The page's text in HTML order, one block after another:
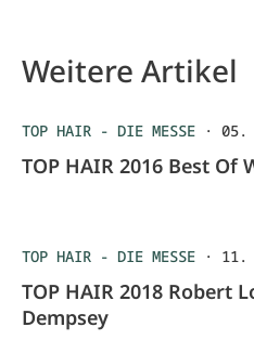
Weitere Artikel
TOP HAIR - DIE MESSE · 05.
TOP HAIR 2016 Best Of
TOP HAIR - DIE MESSE · 11.
TOP HAIR 2018 Robert
Dempsey